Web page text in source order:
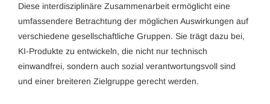
Diese interdisziplinäre Zusammenarbeit ermöglicht eine
umfassendere Betrachtung der möglichen Auswirkungen auf
verschiedene gesellschaftliche Gruppen. Sie trägt dazu bei,
KI-Produkte zu entwickeln, die nicht nur technisch
einwandfrei, sondern auch sozial verantwortungsvoll sind
und einer breiteren Zielgruppe gerecht werden.